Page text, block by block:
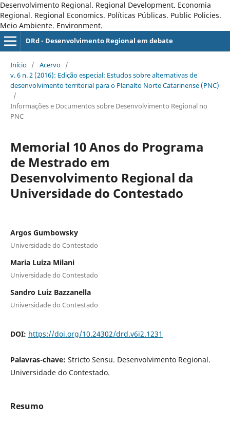
Desenvolvimento Regional. Regional Development. Economia
Regional. Regional Economics. Políticas Públicas. Public Policies.
Meio Ambiente. Environment.
DRd - Desenvolvimento Regional em debate
Início / Acervo /
v. 6 n. 2 (2016): Edição especial: Estudos sobre alternativas de
desenvolvimento territorial para o Planalto Norte Catarinense (PNC)
/
Informações e Documentos sobre Desenvolvimento Regional no
PNC
Memorial 10 Anos do Programa
de Mestrado em
Desenvolvimento Regional da
Universidade do Contestado
Argos Gumbowsky
Universidade do Contestado
Maria Luiza Milani
Universidade do Contestado
Sandro Luiz Bazzanella
Universidade do Contestado
DOI: https://doi.org/10.24302/drd.v6i2.1231
Palavras-chave: Stricto Sensu. Desenvolvimento Regional.
Universidade do Contestado.
Resumo